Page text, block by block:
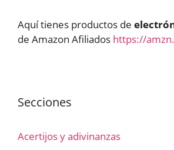
Aquí tienes productos de
de Amazon Afiliados https://
Secciones
Acertijos y adivinanzas